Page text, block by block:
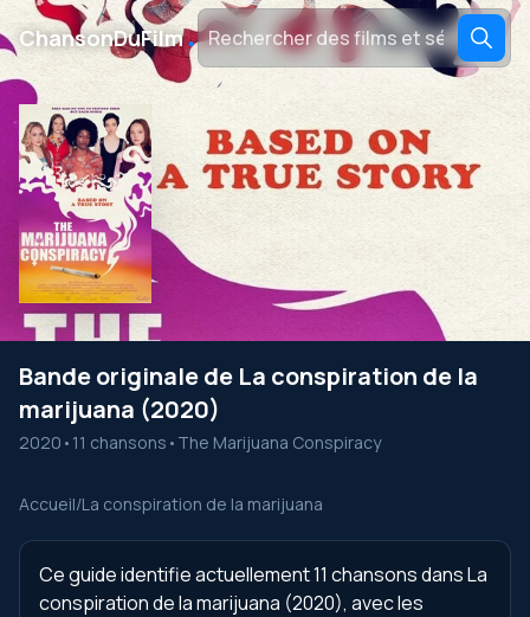
ChansonDuFilm․
Bande originale de La conspiration de la
marijuana (2020)
2020 • 11 chansons • The Marijuana Conspiracy
Accueil/La conspiration de la marijuana
Ce guide identifie actuellement 11 chansons dans La
conspiration de la marijuana (2020), avec les